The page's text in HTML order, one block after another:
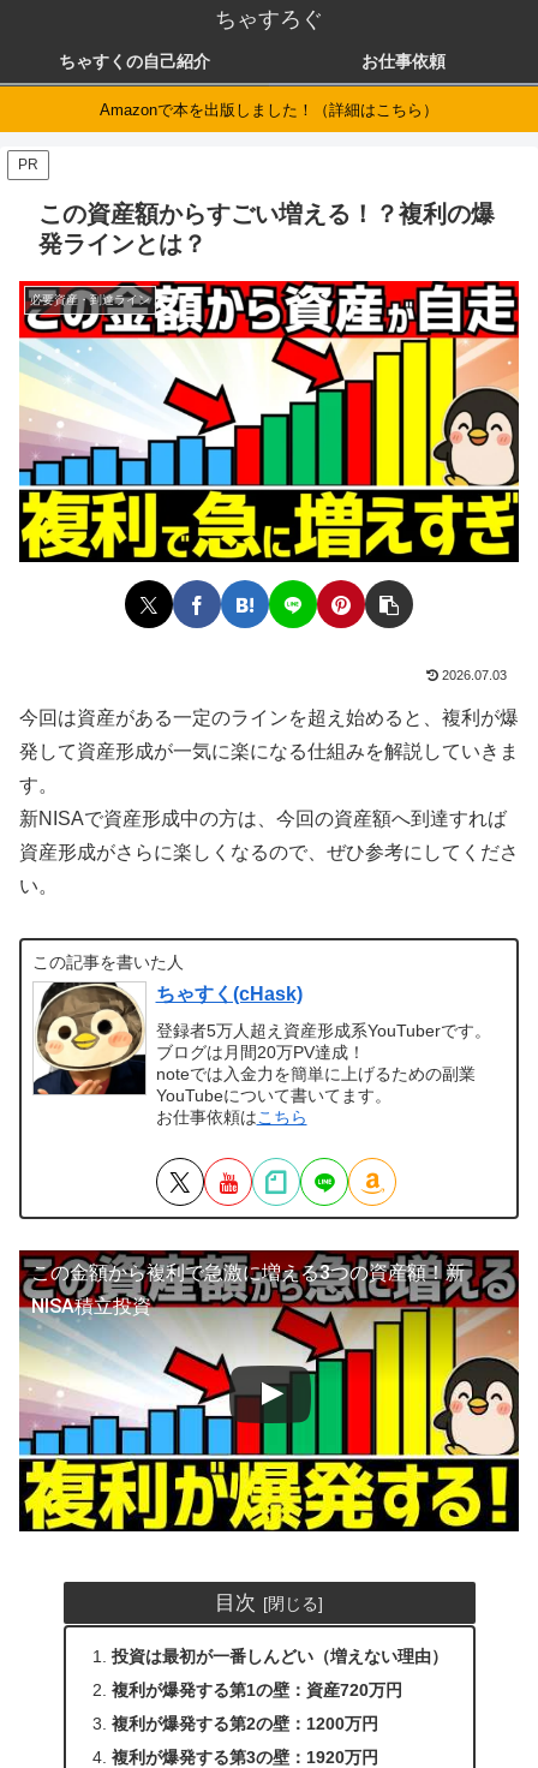
ちゃすろぐ
ちゃすくの自己紹介 お仕事依頼
Amazonで本を出版しました！（詳細はこちら）
PR
この資産額からすごい増える！？複利の爆
発ラインとは？
必要資産・到達ライン
2026.07.03
今回は資産がある一定のラインを超え始めると、複利が爆
発して資産形成が一気に楽になる仕組みを解説していきま
す。
新NISAで資産形成中の方は、今回の資産額へ到達すれば
資産形成がさらに楽しくなるので、ぜひ参考にしてくださ
い。
この記事を書いた人
ちゃすく(cHask)
登録者5万人超え資産形成系YouTuberです。
ブログは月間20万PV達成！
noteでは入金力を簡単に上げるための副業
YouTubeについて書いてます。
お仕事依頼はこちら
この金額から複利で急激に増える3つの資産額！新
NISA積立投資
目次
投資は最初が一番しんどい（増えない理由）
複利が爆発する第1の壁：資産720万円
複利が爆発する第2の壁：1200万円
複利が爆発する第3の壁：1920万円